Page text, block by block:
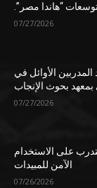
“هاندا مصر”.
07/27/2026
الأوائل في
بحوث الإنجاب
07/27/2026
تأهيل 1600 متدرب على الاستخدام
الآمن للمبيدات
07/26/2026